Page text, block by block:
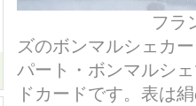
フランスから届
ズのボンマルシェカ
パート・ボンマルシ
ドカードです。表は